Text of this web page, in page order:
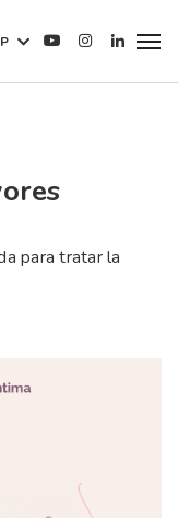
para tratar la